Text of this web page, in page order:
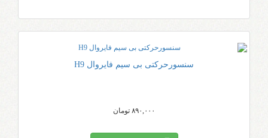
سنسورحرکتی بی سیم فایروال H9
۸۹۰,۰۰۰ تومان